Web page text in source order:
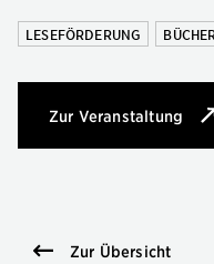
LESEFÖRDERUNG
Zur Veranstaltung
: Vorlesen
Zur Übersicht